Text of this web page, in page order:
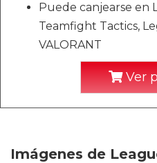
Puede canjearse en
Teamfight Tactics,
VALORANT
Ver
Imágenes de